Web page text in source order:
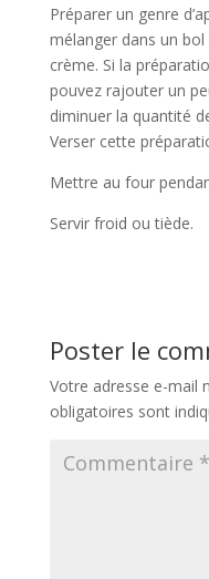
Préparer un genre
mélanger dans un bol
crème. Si la
pouvez rajouter un
diminuer la quantité
Verser cette
Mettre au four
Servir froid ou tiède.
Poster le
Votre adresse e-mail
obligatoires sont